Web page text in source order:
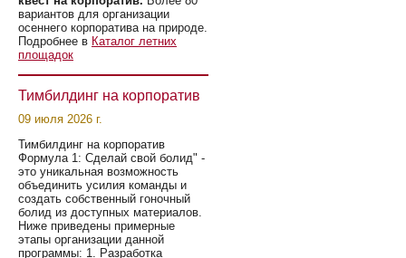
вариантов для организации
осеннего корпоратива на природе.
Подробнее в Каталог летних
площадок
Тимбилдинг на корпоратив
09 июля 2026 г.
Тимбилдинг на корпоратив
Формула 1: Сделай свой болид" -
это уникальная возможность
объединить усилия команды и
создать собственный гоночный
болид из доступных материалов.
Ниже приведены примерные
этапы организации данной
программы: 1. Разработка